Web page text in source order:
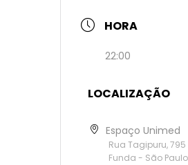
HORA
22:00
LOCALIZAÇÃO
Espaço Unimed
Rua Tagipuru,
Funda - São